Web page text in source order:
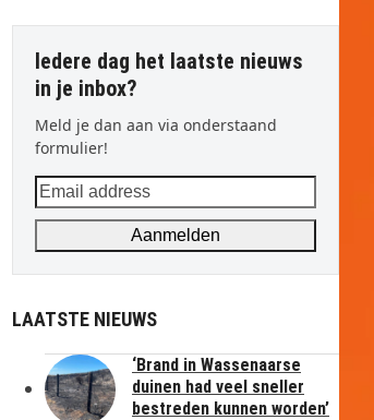
Iedere dag het laatste nieuws
in je inbox?
Meld je dan aan via onderstaand
formulier!
Email
address
Aanmelden
LAATSTE NIEUWS
‘Brand in Wassenaarse
duinen had veel sneller
bestreden kunnen worden’